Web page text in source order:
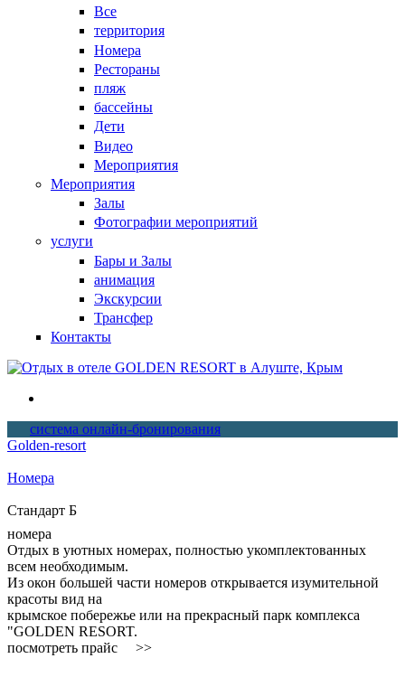
Все
территория
Номера
Рестораны
пляж
бассейны
Дети
Видео
Мероприятия
Мероприятия
Залы
Фотографии мероприятий
услуги
Бары и Залы
анимация
Экскурсии
Трансфер
Контакты
система онлайн-бронирования
Вы здесь
Golden-resort
Номера
Стандарт Б
номера
Отдых в уютных номерах, полностью укомплектованных
всем необходимым.
Из окон большей части номеров открывается изумительной
красоты вид на
крымское побережье или на прекрасный парк комплекса
"GOLDEN RESORT.
посмотреть прайс >>